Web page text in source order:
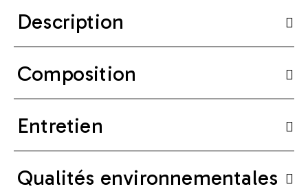
Description
Composition
Entretien
Qualités environnementales